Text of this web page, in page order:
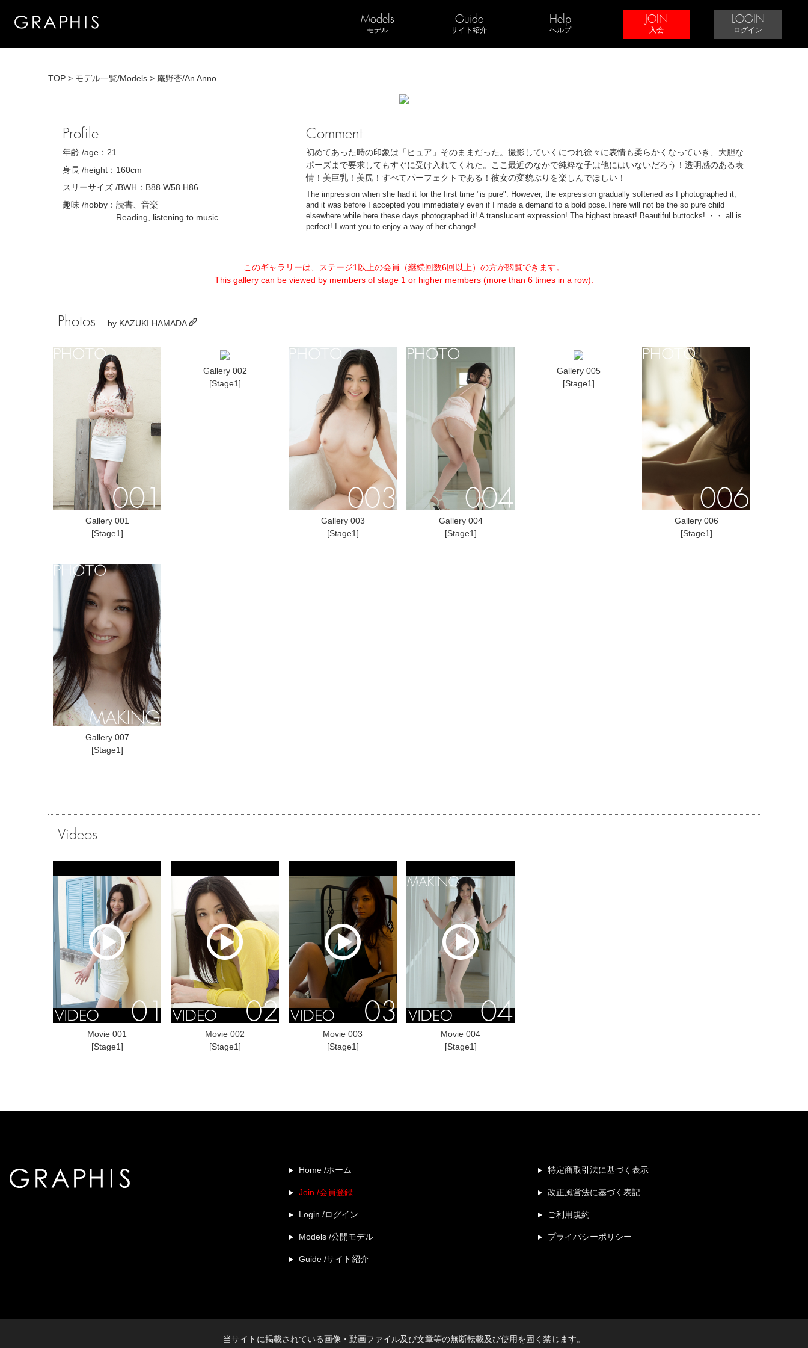
Models
モデル
Guide
サイト紹介
Help
ヘルプ
JOIN
入会
LOGIN
ログイン
TOP > モデル一覧/Models > 庵野杏/An Anno
Profile
年齢 /age： 21
身長 /height： 160cm
スリーサイズ /BWH： B88 W58 H86
趣味 /hobby： 読書、音楽
Reading, listening to music
Comment
初めてあった時の印象は「ピュア」そのままだった。撮影していくにつれ徐々に表情も柔らかくなっていき、大胆な
ポーズまで要求してもすぐに受け入れてくれた。ここ最近のなかで純粋な子は他にはいないだろう！透明感のある表
情！美巨乳！美尻！すべてパーフェクトである！彼女の変貌ぶりを楽しんでほしい！
The impression when she had it for the first time "is pure". However, the expression gradually softened as I photographed it,
and it was before I accepted you immediately even if I made a demand to a bold pose.There will not be the so pure child
elsewhere while here these days photographed it! A translucent expression! The highest breast! Beautiful buttocks! ・・ all is
perfect! I want you to enjoy a way of her change!
このギャラリーは、ステージ1以上の会員（継続回数6回以上）の方が閲覧できます。
This gallery can be viewed by members of stage 1 or higher members (more than 6 times in a row).
Photos by KAZUKI.HAMADA
Gallery 001
[Stage1]
Gallery 002
[Stage1]
Gallery 003
[Stage1]
Gallery 004
[Stage1]
Gallery 005
[Stage1]
Gallery 006
[Stage1]
Gallery 007
[Stage1]
Videos
Movie 001
[Stage1]
Movie 002
[Stage1]
Movie 003
[Stage1]
Movie 004
[Stage1]
Home /ホーム
Join /会員登録
Login /ログイン
Models /公開モデル
Guide /サイト紹介
特定商取引法に基づく表示
改正風営法に基づく表記
ご利用規約
プライバシーポリシー
当サイトに掲載されている画像・動画ファイル及び文章等の無断転載及び使用を固く禁じます。